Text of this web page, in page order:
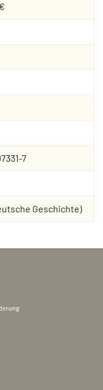
7
Geschichte)